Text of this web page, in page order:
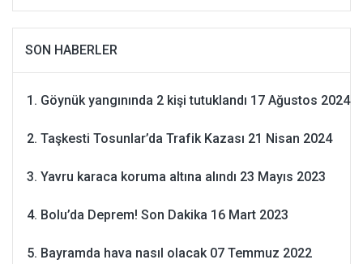
SON HABERLER
Göynük yangınında 2 kişi tutuklandı 17 Ağustos 2024
Taşkesti Tosunlar’da Trafik Kazası 21 Nisan 2024
Yavru karaca koruma altına alındı 23 Mayıs 2023
Bolu’da Deprem! Son Dakika 16 Mart 2023
Bayramda hava nasıl olacak 07 Temmuz 2022